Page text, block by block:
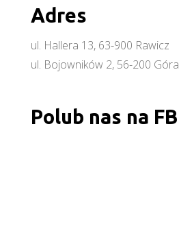
Adres
ul. Hallera 13, 63-900 Rawicz
ul. Bojowników 2, 56-200 Góra
Polub nas na FB